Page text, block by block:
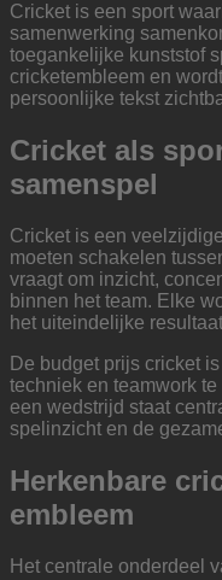
Cricket is een sport
samenwerking
toegankelijke kunststof
cricketembleem en
persoonlijke tekst
Cricket als
samenspel
Cricket is een
moeten schakelen
vraagt om inzicht,
binnen het team. Elke
het uiteindelijke
De budget prijs cricket
techniek en teamwork
een wedstrijd staat
spelinzicht en de
Herkenbare
embleem
Het centrale onderdeel